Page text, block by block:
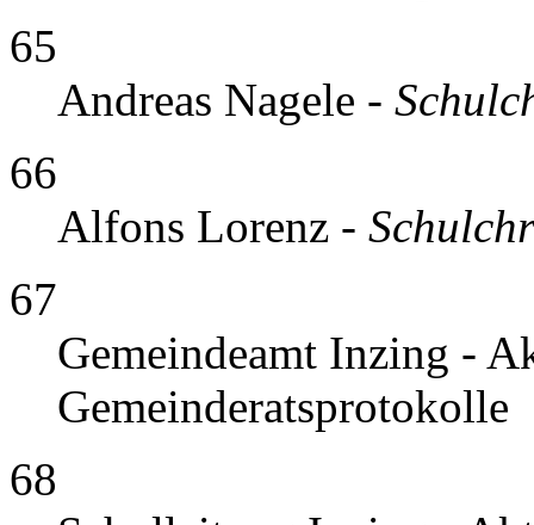
65
Andreas Nagele -
66
Alfons Lorenz -
67
Gemeindeamt Inzing -
Gemeinderatsprotokolle
68